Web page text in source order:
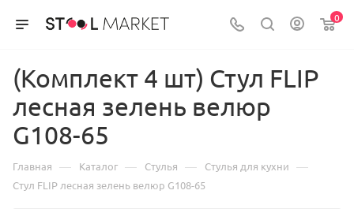
0
(Комплект 4 шт) Стул FLIP
лесная зелень велюр
G108-65
Главная — Каталог — Стулья — Стулья для кухни —
Стул FLIP лесная зелень велюр G108-65